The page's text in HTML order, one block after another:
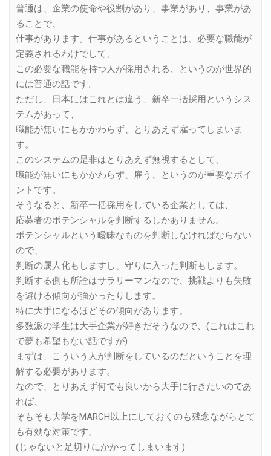
普通は、企業の使命や役割があり、事業があり、事業があ
ることで、
仕事があります。仕事があるということは、必要な職能が
定義されるわけでして、
この必要な職能を持つ人が採用される、というのが世界的
には普通の話です。
ただし、日本にはこれとは違う、新卒一括採用というシス
テムがあって、
職能が無いにもかかわらず、とりあえず雇ってしまいま
す。
このシステムの是非はとりあえず無視するとして、
職能が無いにもかかわらず、雇う、というのが重要なポイ
ントです。
そうなると、新卒一括採用をしている企業としては、
応募者のポテンシャルを判断するしかありません。
ポテンシャルという曖昧なものを判断しなければならない
ので、
判断の属人化もしますし、守りに入った判断もします。
判断する側も所詮はサラリーマンなので、挑戦よりも失敗
を避ける傾向が強かったりします。
特に大手になるほどその傾向があります。
多数派の学生は大手企業が好きだそうなので、(これはこれ
で夢も希望もない話ですが)
まずは、こういう人が判断をしているのだということを理
解する必要があります。
なので、とりあえず何でも良いから大手に行きたいのであ
れば、
そもそも大学をMARCH以上にしておくのも残念ながらとて
も有効な対策です。
(じゃないと足切りにかかってしまいます)